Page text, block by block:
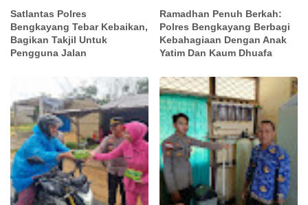
Satlantas Polres
Bengkayang Tebar Kebaikan,
Bagikan Takjil Untuk
Pengguna Jalan
Ramadhan Penuh Berkah:
Polres Bengkayang Berbagi
Kebahagiaan Dengan Anak
Yatim Dan Kaum Dhuafa